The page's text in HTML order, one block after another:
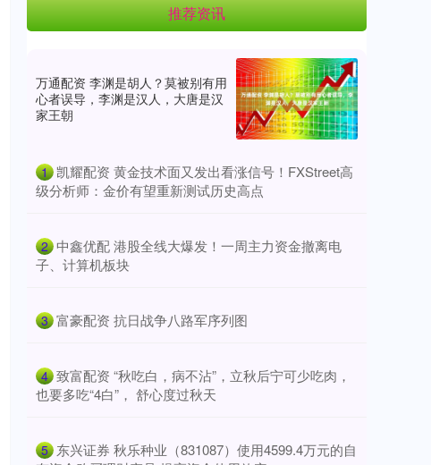
推荐资讯
万通配资 李渊是胡人？莫被别有用
心者误导，李渊是汉人，大唐是汉
家王朝
1 ​凯耀配资 黄金技术面又发出看涨信号！FXStreet高
级分析师：金价有望重新测试历史高点
2 ​中鑫优配 港股全线大爆发！一周主力资金撤离电
子、计算机板块
3 ​富豪配资 抗日战争八路军序列图
4 ​致富配资 “秋吃白，病不沾”，立秋后宁可少吃肉，
也要多吃“4白”， 舒心度过秋天
5 ​东兴证券 秋乐种业（831087）使用4599.4万元的自